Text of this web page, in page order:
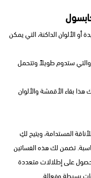
أو الألوان الداكنة، التي يمكن
والتي ستدوم طويلاً وتتحمل
بقاء الأقمشة والألوان
المستدامة، ويتيح لكِ
تضمن لك هذه الفساتين
على إطلالات متعددة